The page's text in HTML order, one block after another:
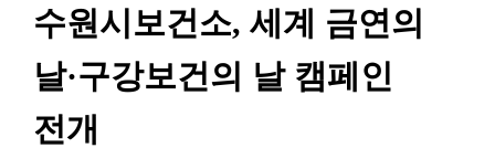
수원시보건소, 세계 금연의
날·구강보건의 날 캠페인
전개